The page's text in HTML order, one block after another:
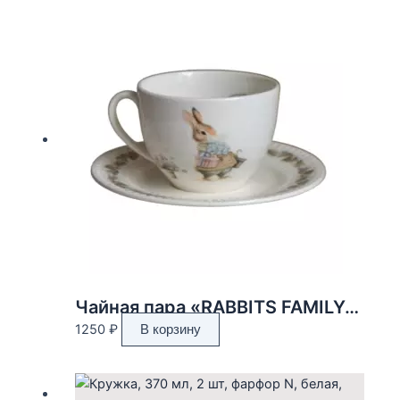
Чайная пара «RABBITS FAMILY» 2пр., 250мл в ассортименте
1250 ₽ В корзину